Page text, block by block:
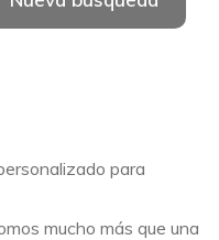
para
mucho más que una